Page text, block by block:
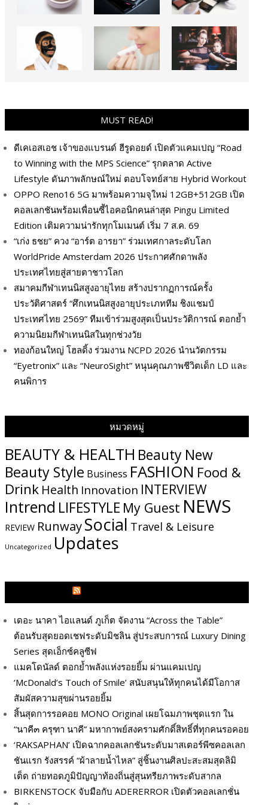
MUST READ!
ดีเคเอสเอช เจ้าของแบรนด์ ฮีรูดอยด์ เปิดตัวแคมเปญ “Road
to Winning with the MPS Science” รุกตลาด Active
Lifestyle ดันภาพลักษณ์ใหม่ ตอบโจทย์สาย Hybrid Workout
OPPO Reno16 5G มาพร้อมความจุใหม่ 12GB+512GB เปิด
คอลเลกชันพร้อมเพื่อนซี้ไอคอนิกคนล่าสุด Pingu Limited
Edition เติมความน่ารักทุกโมเมนต์ เริ่ม 7 ส.ค. 69
“เก่ง ธชย” ควง “อาร์ต อารยา” ร่วมเทศกาลระดับโลก
WorldPride Amsterdam 2026 ประกาศศักดาพลัง
ประเทศไทยสู่สายตาชาวโลก
สมาคมกีฬาเทนนิสสูงอายุไทย สร้างปรากฏการณ์ครั้ง
ประวัติศาสตร์ “ศึกเทนนิสสูงอายุประเภททีม ชิงแชมป์
ประเทศไทย 2569” ทีมเข้าร่วมสูงสุดเป็นประวัติการณ์ ตอกย้ำ
ความนิยมกีฬาเทนนิสในทุกช่วงวัย
ทองก้อนใหญ่ โฮลดิ้ง ร่วมงาน NCPD 2026 นำนวัตกรรม
“Eyetronix” และ “NeuroSight” หนุนคุณภาพชีวิตเด็ก LD และ
คนพิการ
หมวดหมู่
BEAUTY & HEALTH Beauty New
Beauty Style Business FASHION Food &
Drink Health Innovation INTERVIEW
Intrend LIFESTYLE My​ Guest NEWS
REVIEW RunwaySocial Travel & Leisure
Uncategorized Updates
เดอะ นาคา ไอแลนด์ ภูเก็ต จัดงาน “Across the Table”
ต้อนรับสุดยอดเชฟระดับมิชลิน สู่ประสบการณ์ Luxury Dining
Series สุดเอ็กซ์คลูซีฟ
แมคโดนัลด์ ตอกย้ำพลังแห่งรอยยิ้ม ผ่านแคมเปญ
‘McDonald’s Touch of Smile’ สนับสนุนให้ทุกคนได้มีโอกาส
สัมผัสความสุขผ่านรอยยิ้ม
สิ้นสุดการรอคอย MONO Original เผยโฉมภาพชุดแรก ใน
“นาคี๓ ครุฑา นาคี” มหากาพย์สงครามศักดิ์สิทธิ์ที่ทุกคนรอคอย
‘RAKSAPHAN’ เปิดฉากคอลเลกชันระดับมาสเตอร์พีซคอลเลก
ชันแรก รังสรรค์ “ผ้าลายน้ำไหล” สู่ชิ้นงานศิลปะสะสมสุดลิมิ
เต็ด ถ่ายทอดภูมิปัญญาท้องถิ่นสู่สุนทรียภาพระดับสากล
BIRKENSTOCK จับมือกับ ADERERROR เปิดตัวคอลเลกชั่น